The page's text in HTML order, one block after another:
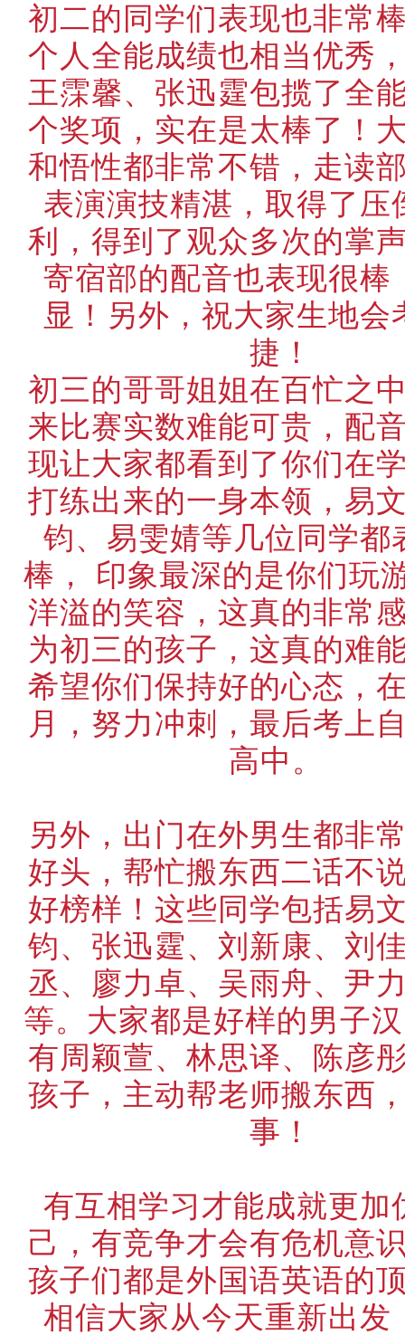
初二的同学们表现也非常
个人全能成绩也相当优秀
王霂馨、张迅霆包揽了全
个奖项，实在是太棒了！
和悟性都非常不错，走读
表演演技精湛，取得了压
利，得到了观众多次的掌
寄宿部的配音也表现很棒
显！另外，祝大家生地会
捷！
初三的哥哥姐姐在百忙之
来比赛实数难能可贵，配
现让大家都看到了你们在
打练出来的一身本领，易
钧、易雯婧等几位同学都
棒， 印象最深的是你们玩
洋溢的笑容，这真的非常
为初三的孩子，这真的难
希望你们保持好的心态，
月，努力冲刺，最后考上
高中。
另外，出门在外男生都非
好头，帮忙搬东西二话不
好榜样！这些同学包括易
钧、张迅霆、刘新康、刘
丞、廖力卓、吴雨舟、尹
等。大家都是好样的男子
有周颖萱、林思译、陈彦
孩子，主动帮老师搬东西
事！
有互相学习才能成就更加
己，有竞争才会有危机意
孩子们都是外国语英语的
相信大家从今天重新出发